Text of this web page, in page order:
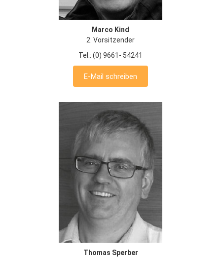
Marco Kind
2. Vorsitzender
Tel.: (0) 9661- 54241
E-Mail schreiben
Thomas Sperber